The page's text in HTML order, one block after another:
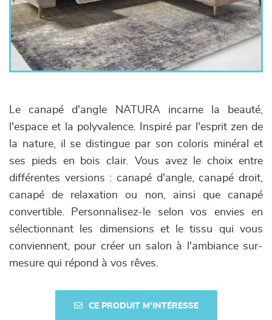
Le canapé d'angle NATURA incarne la beauté,
l'espace et la polyvalence. Inspiré par l'esprit zen de
la nature, il se distingue par son coloris minéral et
ses pieds en bois clair. Vous avez le choix entre
différentes versions : canapé d'angle, canapé droit,
canapé de relaxation ou non, ainsi que canapé
convertible. Personnalisez-le selon vos envies en
sélectionnant les dimensions et le tissu qui vous
conviennent, pour créer un salon à l'ambiance sur-
mesure qui répond à vos rêves.
CE PRODUIT M'INTÉRESSE